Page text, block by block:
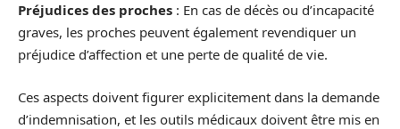
Préjudices des proches : En cas de décès ou d’incapacité
graves, les proches peuvent également revendiquer un
préjudice d’affection et une perte de qualité de vie.
Ces aspects doivent figurer explicitement dans la demande
d’indemnisation, et les outils médicaux doivent être mis en